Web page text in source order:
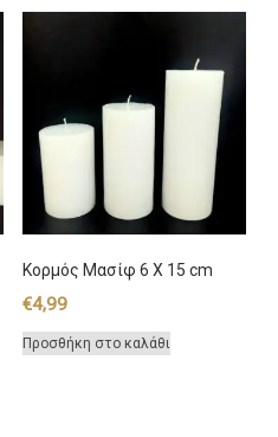
Κορμός Μασίφ 6 Χ 15 cm
€4,99
Προσθήκη στο καλάθι